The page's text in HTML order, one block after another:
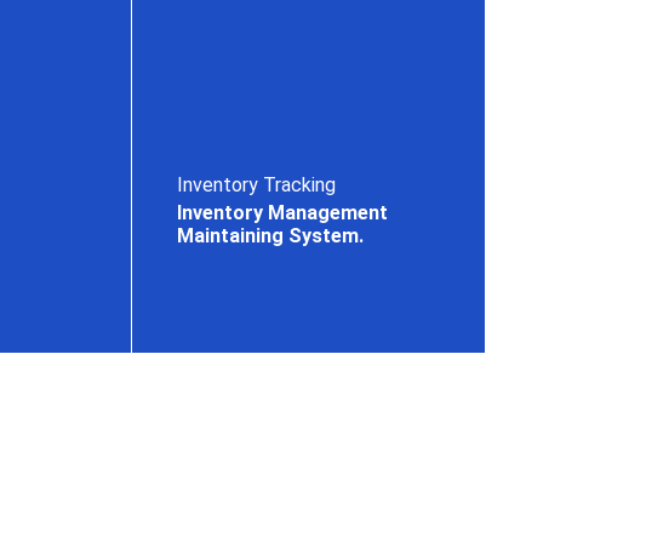
Inventory Tracking
Inventory Management
Maintaining System.